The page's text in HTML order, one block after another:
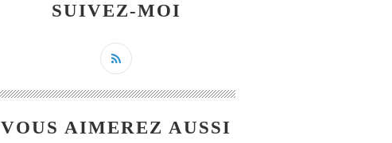
SUIVEZ-MOI
VOUS AIMEREZ AUSSI